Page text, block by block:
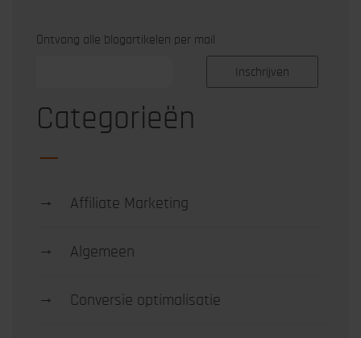
Ontvang alle blogartikelen per mail
Categorieën
→ Affiliate Marketing
→ Algemeen
→ Conversie optimalisatie